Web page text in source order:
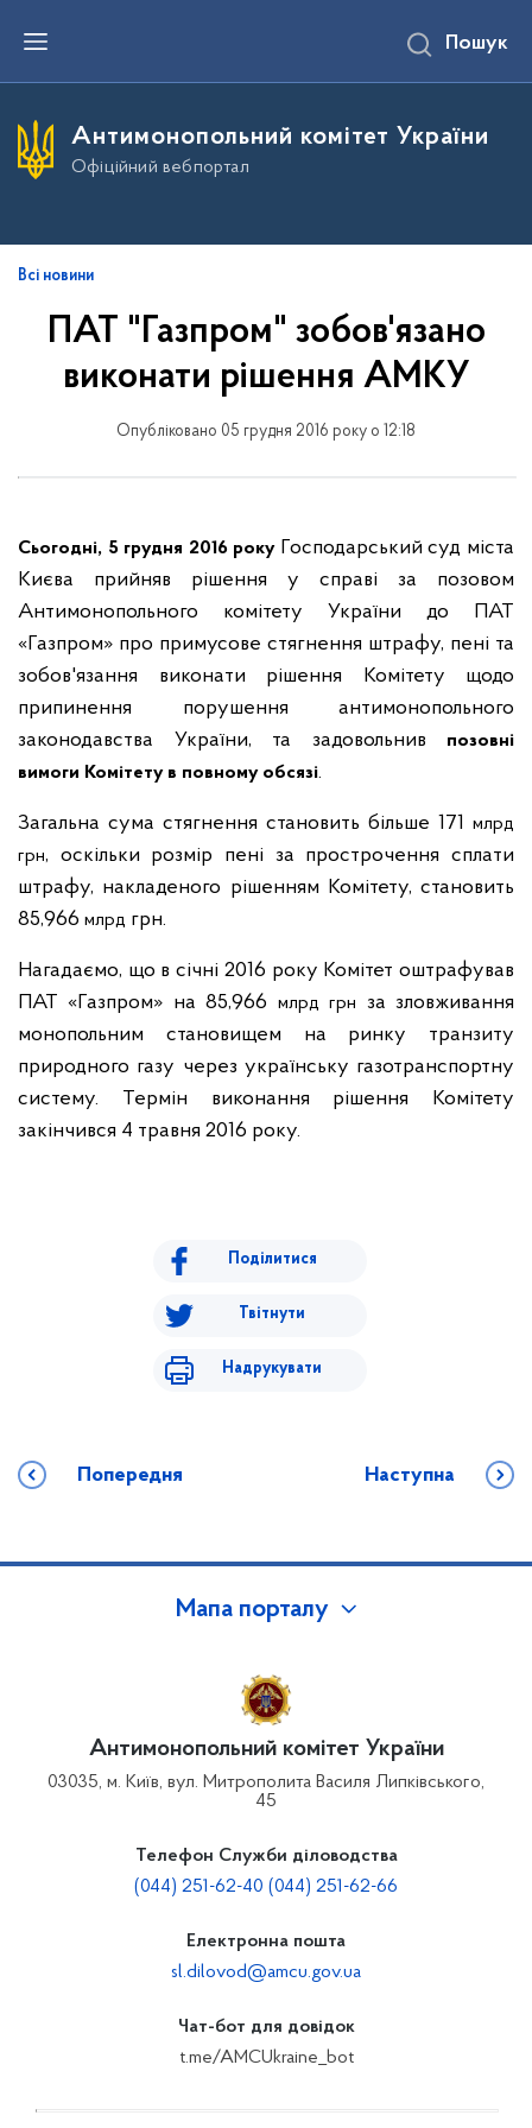
е
и
д
в
Пошук
Антимонопольний комітет України
Офіційний вебпортал
Всі новини
ПАТ "Газпром" зобов'язано
виконати рішення АМКУ
Опубліковано 05 грудня 2016 року о 12:18
Сьогодні, 5 грудня 2016 року Господарський суд міста
Києва прийняв рішення у справі за позовом
Антимонопольного комітету України до ПАТ
«Газпром» про примусове стягнення штрафу, пені та
зобов'язання виконати рішення Комітету щодо
припинення порушення антимонопольного
законодавства України, та задовольнив
позовні
вимоги Комітету в повному обсязі.
Загальна сума стягнення становить більше 171 млрд
грн, оскільки розмір пені за прострочення сплати
штрафу, накладеного рішенням Комітету, становить
85,966 млрд грн.
Нагадаємо, що в січні 2016 року Комітет оштрафував
ПАТ «Газпром» на 85,966
млрд грн
за зловживання
монопольним становищем на ринку транзиту
природного газу через українську газотранспортну
систему. Термін виконання рішення Комітету
закінчився 4 травня 2016 року.
Поділитися
Твітнути
Надрукувати
Попередня Наступна
Мапа порталу
Антимонопольний комітет України
03035, м. Київ, вул. Митрополита Василя Липківського,
45
Телефон Служби діловодства
(044) 251-62-40 (044) 251-62-66
Електронна пошта
sl.dilovod@amcu.gov.ua
Чат-бот для довідок
t.me/AMCUkraine_bot